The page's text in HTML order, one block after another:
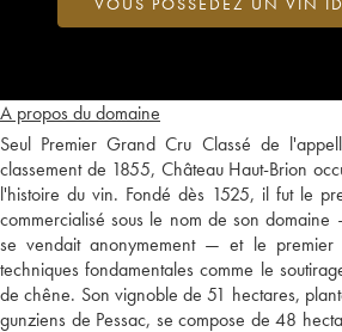
A propos du domaine
Seul Premier Grand Cru Classé de
classement de 1855, Château Haut-Brion
l'histoire du vin. Fondé dès 1525, il fut le
commercialisé sous le nom de son
se vendait anonymement — et le premier
techniques fondamentales comme le
de chêne. Son vignoble de 51 hectares,
gunziens de Pessac, se compose de 48